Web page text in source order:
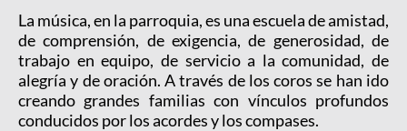
La música, en la parroquia, es una escuela de amistad,
de comprensión, de exigencia, de generosidad, de
trabajo en equipo, de servicio a la comunidad, de
alegría y de oración. A través de los coros se han ido
creando grandes familias con vínculos profundos
conducidos por los acordes y los compases.